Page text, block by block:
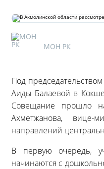
МОН РК
Под
Аиды Балаевой в
Совещание прошло
Ахметжанова, вице-
направлений
В первую очередь,
начинаются с